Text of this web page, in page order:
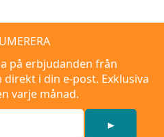
på erbjudanden från
i din e-post. Exklusiva
varje månad.
►